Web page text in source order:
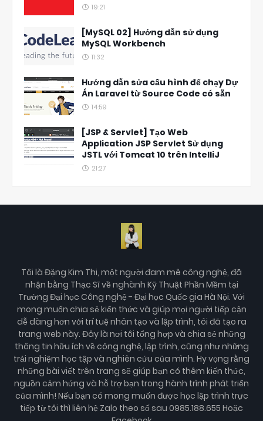
19:21
[MySQL 02] Hướng dẫn sử dụng
MySQL Workbench
11:32
Hướng dẫn sửa cấu hình để chạy Dự
Án Laravel từ Source Code có sẵn
14:59
[JSP & Servlet] Tạo Web
Application JSP Servlet Sử dụng
JSTL với Tomcat 10 trên IntelliJ
21:27
Tôi là Đặng Kim Thi, một người đam mê công nghệ, đã
nhận bằng Thạc Sĩ về nghành Kỹ Thuật Phần Mềm tại
Trường Đại học Công nghệ - Đại học Quốc gia Hà Nội. Với
mong muốn chia sẻ kiến thức và giúp mọi người tiếp cận
dễ dàng hơn với trí tuệ nhân tạo và lập trình, tôi đã tạo ra
trang web này. Đây là nơi tôi tổng hợp và chia sẻ những
thông tin hữu ích về công nghệ, lập trình, cũng như những
trải nghiệm học tập và nghiên cứu của mình. Hy vọng rằng
những bài viết trên trang sẽ giúp bạn có thêm kiến thức,
nguồn cảm hứng và hỗ trợ bạn trong hành trình phát triển
của mình! Nếu bạn có mong muốn được học lập trình trực
tiếp từ tôi thì liên hệ Zalo theo số sau 0985.188.655 Hoặc